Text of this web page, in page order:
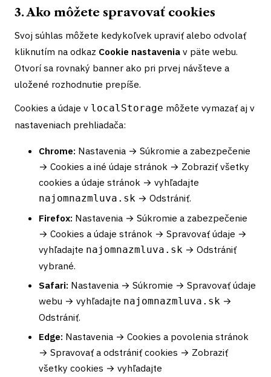
3. Ako môžete spravovať cookies
Svoj súhlas môžete kedykoľvek upraviť alebo odvolať
kliknutím na odkaz Cookie nastavenia v päte webu.
Otvorí sa rovnaký banner ako pri prvej návšteve a
uložené rozhodnutie prepíše.
Cookies a údaje v localStorage môžete vymazať aj v
nastaveniach prehliadača:
Chrome: Nastavenia → Súkromie a zabezpečenie
→ Cookies a iné údaje stránok → Zobraziť všetky
cookies a údaje stránok → vyhľadajte
najomnazmluva.sk → Odstrániť.
Firefox: Nastavenia → Súkromie a zabezpečenie
→ Cookies a údaje stránok → Spravovať údaje →
vyhľadajte najomnazmluva.sk → Odstrániť
vybrané.
Safari: Nastavenia → Súkromie → Spravovať údaje
webu → vyhľadajte najomnazmluva.sk →
Odstrániť.
Edge: Nastavenia → Cookies a povolenia stránok
→ Spravovať a odstrániť cookies → Zobraziť
všetky cookies → vyhľadajte